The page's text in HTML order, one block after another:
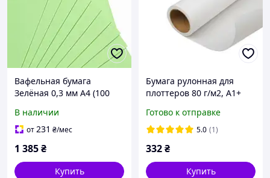
Вафельная бумага
Зелёная 0,3 мм А4 (100
В наличии
от231 ₴/мес
1 385₴
Купить
Бумага рулонная для
плоттеров 80 г/м2, А1+
Готово к отправке
5.0 (1)
332₴
Купить